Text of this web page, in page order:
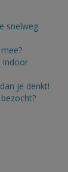
snelweg
Indoor
je denkt!